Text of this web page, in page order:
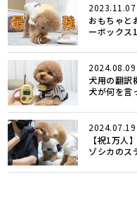
2023.11.07
おもちゃと
ーボックス
2024.08.09
犬用の翻訳
犬が何を言
2024.07.19
【祝1万人
ゾシカのス